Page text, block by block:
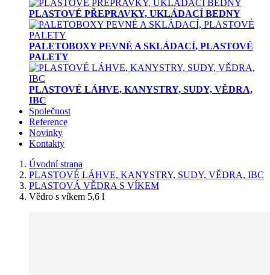
PLASTOVÉ PŘEPRAVKY, UKLÁDACÍ BEDNY
PALETOBOXY PEVNÉ A SKLÁDACÍ, PLASTOVÉ
PALETY
PLASTOVÉ LÁHVE, KANYSTRY, SUDY, VĚDRA,
IBC
Společnost
Reference
Novinky
Kontakty
Úvodní strana
PLASTOVÉ LÁHVE, KANYSTRY, SUDY, VĚDRA, IBC
PLASTOVÁ VĚDRA S VÍKEM
Vědro s víkem 5,6 l